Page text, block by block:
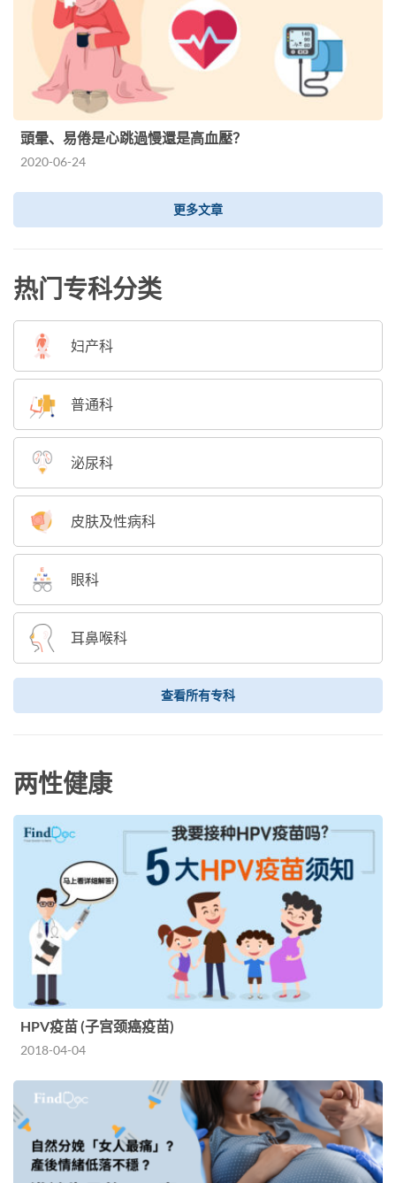
頭暈、易倦是心跳過慢還是高血壓？
2020-06-24
更多文章
热门专科分类
妇产科
普通科
泌尿科
皮肤及性病科
眼科
耳鼻喉科
查看所有专科
两性健康
HPV疫苗 (子宫颈癌疫苗)
2018-04-04